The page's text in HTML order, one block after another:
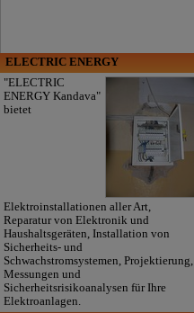
ELECTRIC ENERGY
"ELECTRIC
ENERGY Kandava"
bietet
Elektroinstallationen aller Art,
Reparatur von Elektronik und
Haushaltsgeräten, Installation von
Sicherheits- und
Schwachstromsystemen, Projektierung,
Messungen und
Sicherheitsrisikoanalysen für Ihre
Elektroanlagen.